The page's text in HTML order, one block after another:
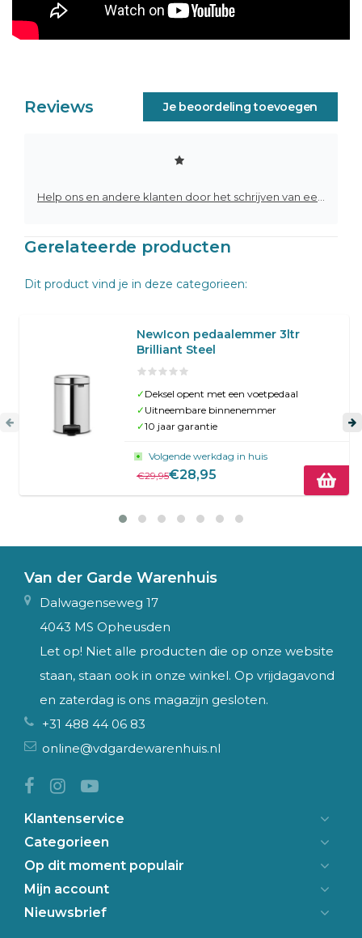
Reviews Je beoordeling toevoegen
Gerelateerde producten
Dit product vind je in deze categorieen:
NewIcon pedaalemmer 3ltr
Brilliant Steel
✓ Deksel opent met een voetpedaal
✓ Uitneembare binnenemmer
✓10 jaar garantie
Volgende werkdag in huis
€29,95€28,95
Van der Garde Warenhuis
Dalwagenseweg 17
4043 MS Opheusden
Let op! Niet alle producten die op onze website
staan, staan ook in onze winkel. Op vrijdagavond
en zaterdag is ons magazijn gesloten.
+31 488 44 06 83
online@vdgardewarenhuis.nl
Klantenservice
Categorieen
Op dit moment populair
Mijn account
Nieuwsbrief